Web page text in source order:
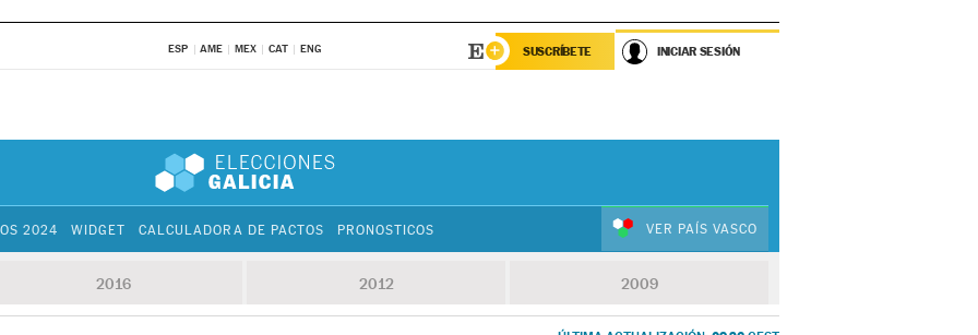
ESP AME MEX CAT ENG SUSCRÍBETE INICIAR SESIÓN
2024 WIDGET CALCULADORA DE PACTOS PRONOSTICOS VER PAÍS VASCO
2016 2012 2009